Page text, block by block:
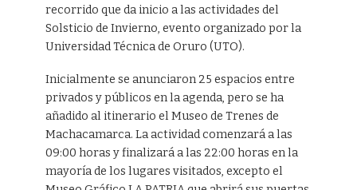
recorrido que da inicio a las actividades del
Solsticio de Invierno, evento organizado por la
Universidad Técnica de Oruro (UTO).
Inicialmente se anunciaron 25 espacios entre
privados y públicos en la agenda, pero se ha
añadido al itinerario el Museo de Trenes de
Machacamarca. La actividad comenzará a las
09:00 horas y finalizará a las 22:00 horas en la
mayoría de los lugares visitados, excepto el